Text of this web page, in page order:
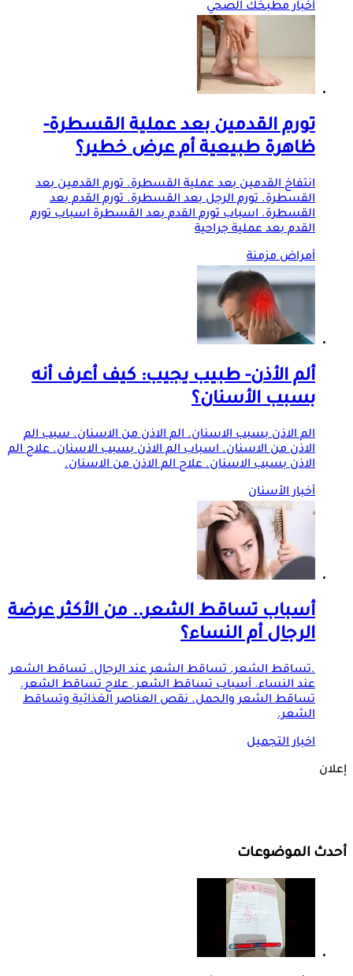
أخبار مطبخك الصحي
تورم القدمين بعد عملية القسطرة-
ظاهرة طبيعية أم عرض خطير؟
انتفاخ القدمين بعد عملية القسطرة. تورم القدمين بعد
القسطرة. تورم الرجل بعد القسطرة. تورم القدم بعد
القسطرة. اسباب تورم القدم بعد القسطرة اسباب تورم
القدم بعد عملية جراحية
أمراض مزمنة
ألم الأذن- طبيب يجيب: كيف أعرف أنه
بسبب الأسنان؟
الم الاذن بسبب الاسنان. الم الاذن من الاسنان. سبب الم
الاذن من الاسنان. اسباب الم الاذن بسبب الاسنان. علاج الم
الاذن بسبب الاسنان. علاج الم الاذن من الاسنان.
أخبار الأسنان
أسباب تساقط الشعر.. من الأكثر عرضة
الرجال أم النساء؟
.تساقط الشعر. تساقط الشعر عند الرجال. تساقط الشعر
عند النساء. أسباب تساقط الشعر. علاج تساقط الشعر.
تساقط الشعر والحمل. نقص العناصر الغذائية وتساقط
الشعر.
اخبار التجميل
إعلان
أحدث الموضوعات